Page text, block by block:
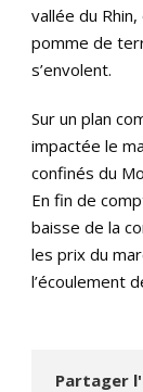
vallée du
pomme de
s’envolent.
Sur un plan
impactée le
confinés du
En fin de
baisse de la
les prix du
l’écoulement
Partager